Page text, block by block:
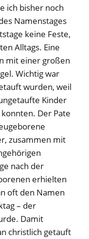
ich bisher noch
Namenstages
keine Feste,
Alltags. Eine
mit einer großen
Wichtig war
wurden, weil
Kinder
Der Pate
zusammen mit
nach der
erhielten
oft den Namen
– der
Damit
christlich getauft